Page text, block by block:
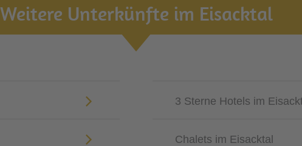
Weitere Unterkünfte im Eisacktal
3 Sterne Hotels im
Chalets im Eisacktal